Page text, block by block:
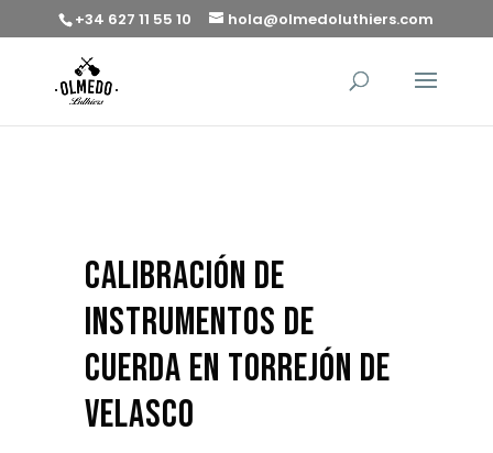
+34 627 11 55 10 hola@olmedoluthiers.com
calibración de
instrumentos de
cuerda en Torrejón de
Velasco